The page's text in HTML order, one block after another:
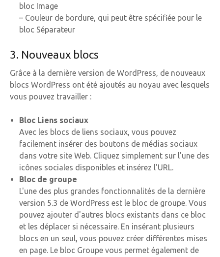
bloc Image
– Couleur de bordure, qui peut être spécifiée pour le
bloc Séparateur
3. Nouveaux blocs
Grâce à la dernière version de WordPress, de nouveaux
blocs WordPress ont été ajoutés au noyau avec lesquels
vous pouvez travailler :
Bloc Liens sociaux
Avec les blocs de liens sociaux, vous pouvez
facilement insérer des boutons de médias sociaux
dans votre site Web. Cliquez simplement sur l'une des
icônes sociales disponibles et insérez l'URL.
Bloc de groupe
L'une des plus grandes fonctionnalités de la dernière
version 5.3 de WordPress est le bloc de groupe. Vous
pouvez ajouter d'autres blocs existants dans ce bloc
et les déplacer si nécessaire. En insérant plusieurs
blocs en un seul, vous pouvez créer différentes mises
en page. Le bloc Groupe vous permet également de